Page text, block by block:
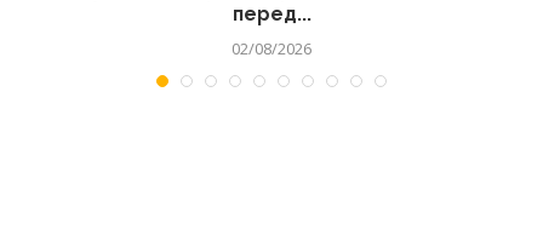
перед...
02/08/2026